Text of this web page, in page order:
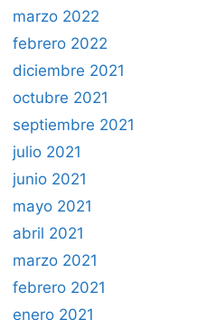
marzo 2022
febrero 2022
diciembre 2021
octubre 2021
septiembre 2021
julio 2021
junio 2021
mayo 2021
abril 2021
marzo 2021
febrero 2021
enero 2021